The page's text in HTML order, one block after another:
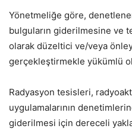
Yönetmeliğe göre,
bulguların giderilmesine ve
olarak düzeltici ve/veya
gerçekleştirmekle yükümlü
Radyasyon tesisleri,
uygulamalarının
giderilmesi için dereceli